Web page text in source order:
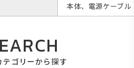
本体、電源ケーブ
テゴリーから探す